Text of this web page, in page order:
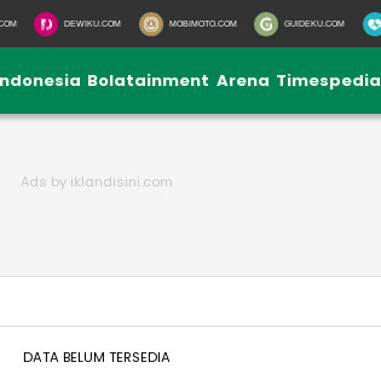
DEWIKU.COM MOBIMOTO.COM GUIDEKU.COM
Bolatainment Arena Timespedia
DATA BELUM TERSEDIA